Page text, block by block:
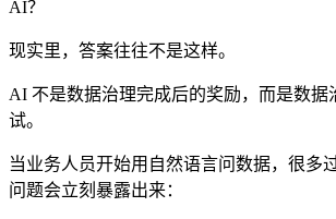
AI？
现实里，答案往往不是这样。
AI 不是数据治理完成后的奖励，而是数据
试。
当业务人员开始用自然语言问数据，很多
问题会立刻暴露出来：